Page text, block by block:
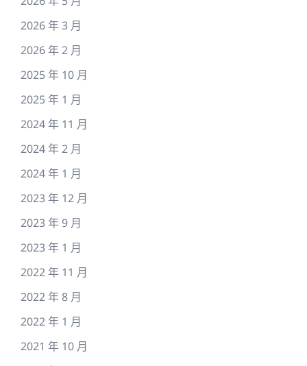
2026 年 3 月
2026 年 2 月
2025 年 10 月
2025 年 1 月
2024 年 11 月
2024 年 2 月
2024 年 1 月
2023 年 12 月
2023 年 9 月
2023 年 1 月
2022 年 11 月
2022 年 8 月
2022 年 1 月
2021 年 10 月